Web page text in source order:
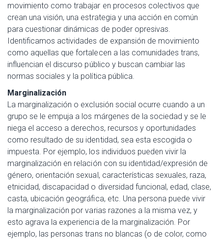
movimiento como trabajar en procesos colectivos que
crean una visión, una estrategia y una acción en común
para cuestionar dinámicas de poder opresivas.
Identificamos actividades de expansión de movimiento
como aquellas que fortalecen a las comunidades trans,
influencian el discurso público y buscan cambiar las
normas sociales y la política pública.
Marginalización
La marginalización o exclusión social ocurre cuando a un
grupo se le empuja a los márgenes de la sociedad y se le
niega el acceso a derechos, recursos y oportunidades
como resultado de su identidad, sea esta escogida o
impuesta. Por ejemplo, los individuos pueden vivir la
marginalización en relación con su identidad/expresión de
género, orientación sexual, características sexuales, raza,
etnicidad, discapacidad o diversidad funcional, edad, clase,
casta, ubicación geográfica, etc. Una persona puede vivir
la marginalización por varias razones a la misma vez, y
esto agrava la experiencia de la marginalización. Por
ejemplo, las personas trans no blancas (o de color, como